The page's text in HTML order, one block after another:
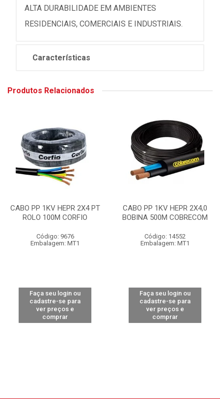
ALTA DURABILIDADE EM AMBIENTES
RESIDENCIAIS, COMERCIAIS E INDUSTRIAIS.
Características
Produtos Relacionados
CABO PP 1KV HEPR 2X4 PT
ROLO 100M CORFIO
Código: 9676
Embalagem: MT1
Faça seu login ou
cadastre-se para
ver preços e
comprar
CABO PP 1KV HEPR 2X4,0
BOBINA 500M COBRECOM
Código: 14552
Embalagem: MT1
Faça seu login ou
cadastre-se para
ver preços e
comprar